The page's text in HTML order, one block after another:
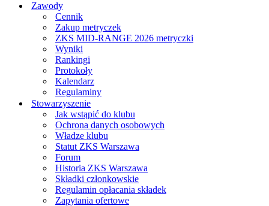
Zawody
Cennik
Zakup metryczek
ZKS MID-RANGE 2026 metryczki
Wyniki
Rankingi
Protokoły
Kalendarz
Regulaminy
Stowarzyszenie
Jak wstąpić do klubu
Ochrona danych osobowych
Władze klubu
Statut ZKS Warszawa
Forum
Historia ZKS Warszawa
Składki członkowskie
Regulamin opłacania składek
Zapytania ofertowe